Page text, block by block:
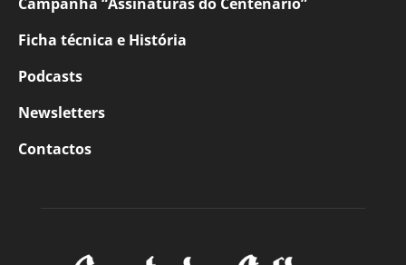
Ficha técnica e História
Podcasts
Newsletters
Contactos